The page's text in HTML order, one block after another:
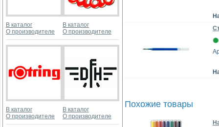
В каталог
О производителе
В каталог
О производителе
В каталог
О производителе
В каталог
О производителе
Похожие товары